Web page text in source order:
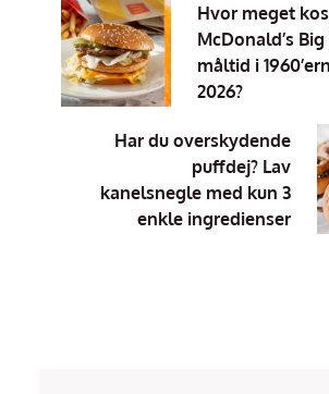
Hvor meget
McDonald’s Big
måltid i
2026?
Har du overskydende
puffdej? Lav
kanelsnegle med kun 3
enkle ingredienser